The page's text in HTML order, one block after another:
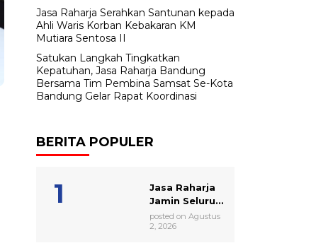
Jasa Raharja Serahkan Santunan kepada
Ahli Waris Korban Kebakaran KM
Mutiara Sentosa II
Satukan Langkah Tingkatkan
Kepatuhan, Jasa Raharja Bandung
Bersama Tim Pembina Samsat Se-Kota
Bandung Gelar Rapat Koordinasi
BERITA POPULER
Jasa Raharja
Jamin Seluru...
posted on Agustus
2, 2026